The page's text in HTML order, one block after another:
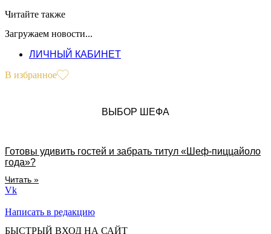
Читайте также
Загружаем новости...
ЛИЧНЫЙ КАБИНЕТ
В избранное
ВЫБОР ШЕФА
Готовы удивить гостей и забрать титул «Шеф-пиццайоло
года»?
Читать »
Vk
Написать в редакцию
БЫСТРЫЙ ВХОД НА САЙТ